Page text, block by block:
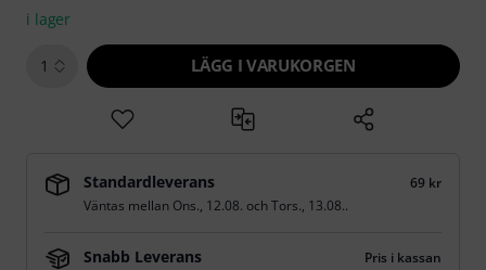
i lager
1 LÄGG I VARUKORGEN
Standardleverans
69 kr
Väntas mellan Ons., 12.08. ochTors., 13.08..
Snabb Leverans
Pris i kassan